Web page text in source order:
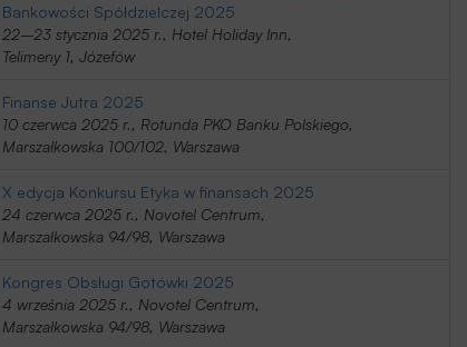
Bankowości Spółdzielczej 2025
22–23 stycznia 2025 r., Hotel Holiday Inn,
Telimeny 1, Józefów
Finanse Jutra 2025
10 czerwca 2025 r., Rotunda PKO Banku Polskiego,
Marszałkowska 100/102, Warszawa
X edycja Konkursu Etyka w finansach 2025
24 czerwca 2025 r., Novotel Centrum,
Marszałkowska 94/98, Warszawa
Kongres Obsługi Gotówki 2025
4 września 2025 r., Novotel Centrum,
Marszałkowska 94/98, Warszawa